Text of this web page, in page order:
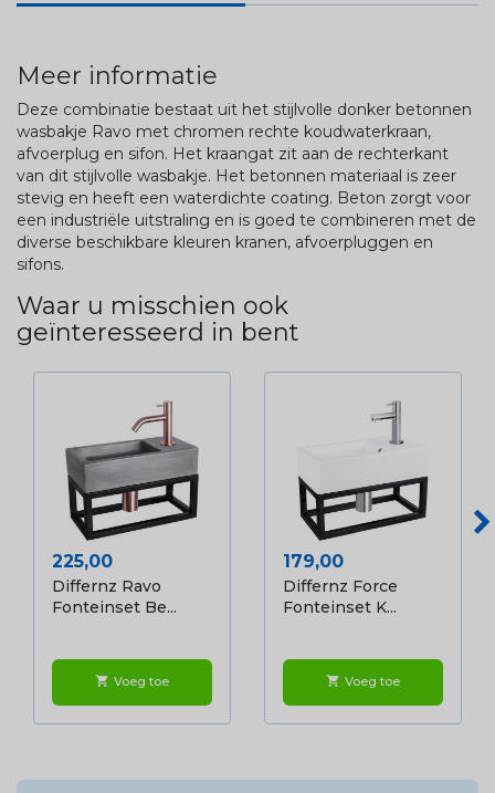
Meer informatie
Deze combinatie bestaat uit het stijlvolle donker betonnen
wasbakje Ravo met chromen rechte koudwaterkraan,
afvoerplug en sifon. Het kraangat zit aan de rechterkant
van dit stijlvolle wasbakje. Het betonnen materiaal is zeer
stevig en heeft een waterdichte coating. Beton zorgt voor
een industriële uitstraling en is goed te combineren met de
diverse beschikbare kleuren kranen, afvoerpluggen en
sifons.
Waar u misschien ook
geïnteresseerd in bent
Prijs
225,00
Differnz Ravo
Fonteinset Be...
shopping_cart Voeg toe
Prijs
179,00
Differnz Force
Fonteinset K...
shopping_cart Voeg toe